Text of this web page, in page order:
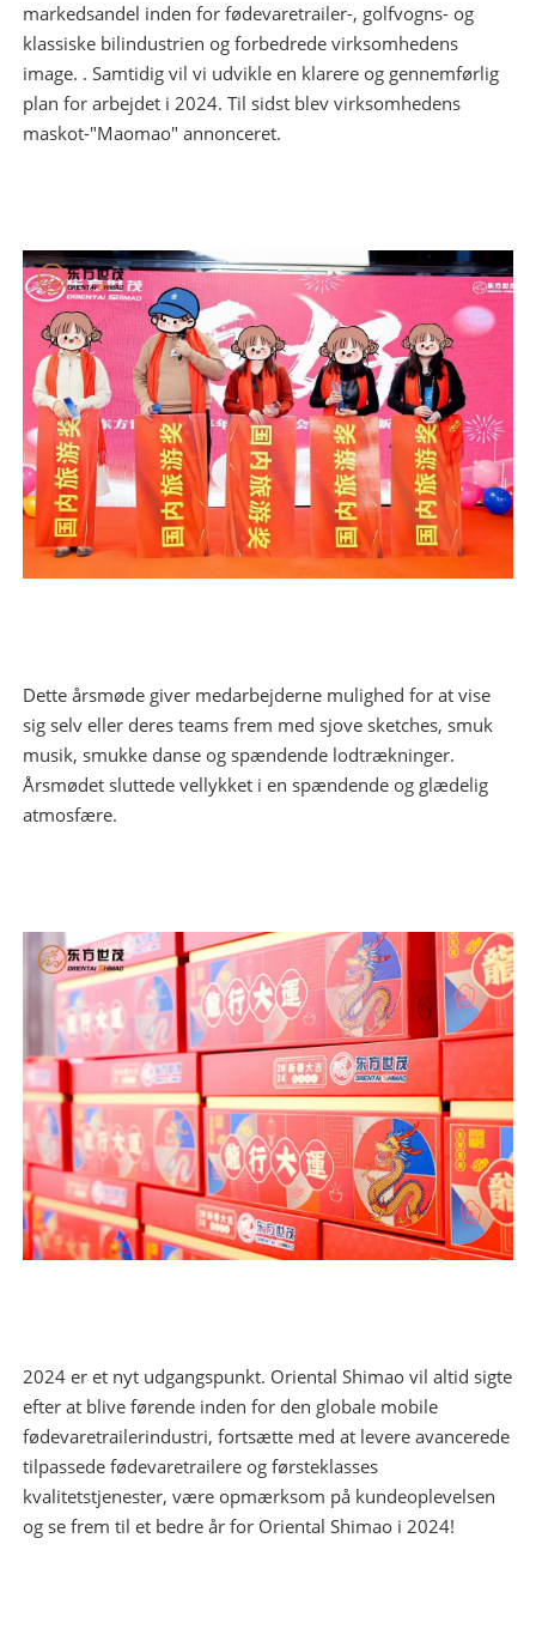
markedsandel inden for fødevaretrailer-, golfvogns- og
klassiske bilindustrien og forbedrede virksomhedens
image. . Samtidig vil vi udvikle en klarere og gennemførlig
plan for arbejdet i 2024. Til sidst blev virksomhedens
maskot-"Maomao" annonceret.
Dette årsmøde giver medarbejderne mulighed for at vise
sig selv eller deres teams frem med sjove sketches, smuk
musik, smukke danse og spændende lodtrækninger.
Årsmødet sluttede vellykket i en spændende og glædelig
atmosfære.
2024 er et nyt udgangspunkt. Oriental Shimao vil altid sigte
efter at blive førende inden for den globale mobile
fødevaretrailerindustri, fortsætte med at levere avancerede
tilpassede fødevaretrailere og førsteklasses
kvalitetstjenester, være opmærksom på kundeoplevelsen
og se frem til et bedre år for Oriental Shimao i 2024!